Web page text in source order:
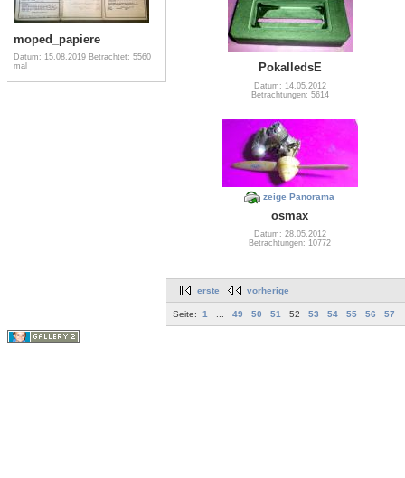
moped_papiere
Datum: 15.08.2019 Betrachtet: 5560
mal
PokalledsE
Datum: 14.05.2012
Betrachtungen: 5614
zeige Panorama
osmax
Datum: 28.05.2012
Betrachtungen: 10772
erste vorherige
Seite: 1 49 50 51 52 53 54 55 56 57